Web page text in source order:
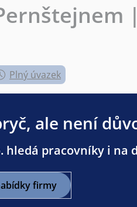
Plný úvazek
ale není
hledá pracovníky i na
firmy